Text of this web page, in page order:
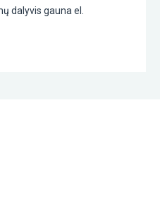
dalyvis gauna el.